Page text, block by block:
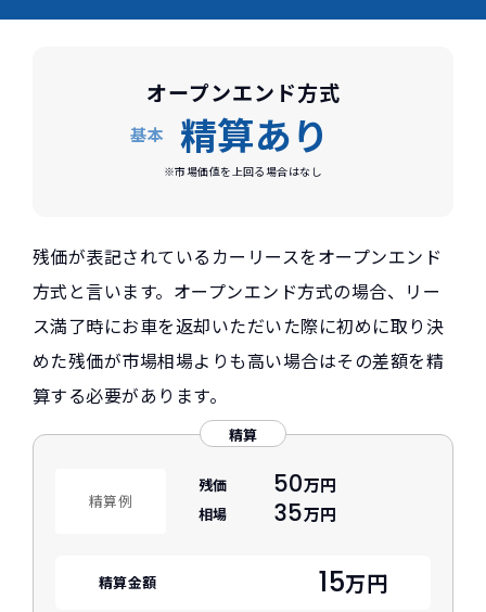
オープンエンド方式
基本 精算あり
※市場価値を上回る場合はなし
残価が表記されているカーリースをオープンエンド
方式と言います。オープンエンド方式の場合、リー
ス満了時にお車を返却いただいた際に初めに取り決
めた残価が市場相場よりも高い場合はその差額を精
算する必要があります。
精算
精算例
残価 50万円
相場 35万円
精算金額 15万円